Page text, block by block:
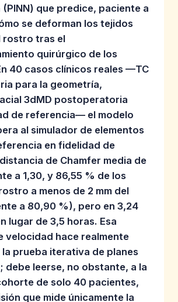
que predice, paciente a
se deforman los tejidos
rostro tras el
quirúrgico de los
40 casos clínicos reales —TC
para la geometría,
3dMD postoperatoria
de referencia— el modelo
al simulador de elementos
en fidelidad de
de Chamfer media de
a 1,30, y 86,55 % de los
a menos de 2 mm del
a 80,90 %), pero en 3,24
lugar de 3,5 horas. Esa
velocidad hace realmente
prueba iterativa de planes
debe leerse, no obstante, a la
de solo 40 pacientes,
que mide únicamente la